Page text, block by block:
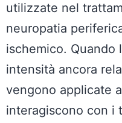
utilizzate nel
neuropatia
ischemico. Quando
intensità ancora
vengono applicate
interagiscono con i